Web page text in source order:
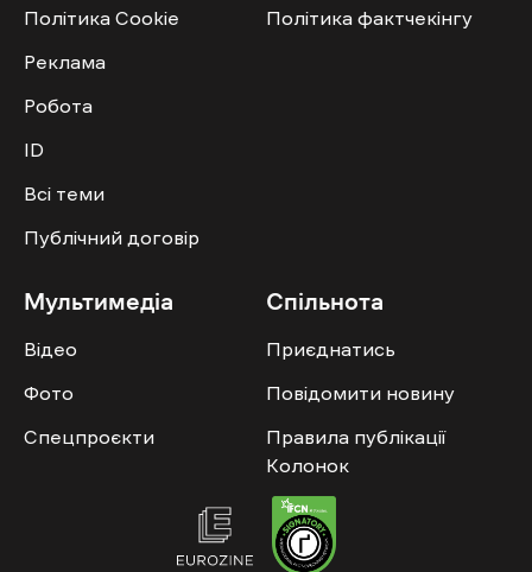
Політика Cookie
Реклама
Робота
ID
Всі теми
Публічний договір
Політика фактчекінгу
Мультимедіа
Відео
Фото
Спецпроєкти
Спільнота
Приєднатись
Повідомити новину
Правила публікації
Колонок